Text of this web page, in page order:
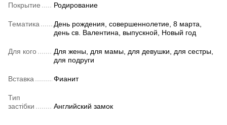
Покрытие Родирование
Тематика
День рождения, совершеннолетие, 8 марта,
день св. Валентина, выпускной, Новый год
Для кого
Для жены, для мамы, для девушки, для сестры,
для подруги
Вставка Фианит
Тип
застібки
Английский замок